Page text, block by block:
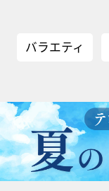
バラエティ